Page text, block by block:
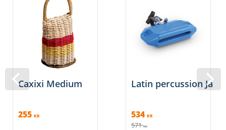
Caxixi Medium
255 KR
Latin percussion Jam
534 KR
571 KR